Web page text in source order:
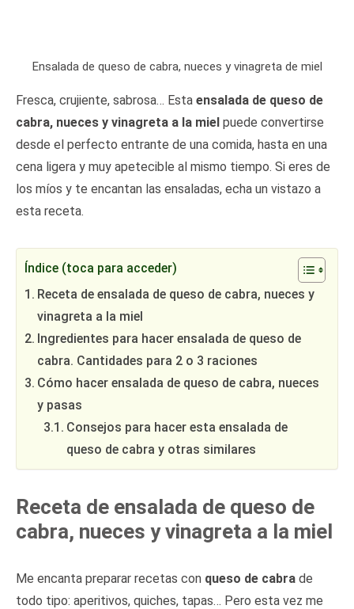
Ensalada de queso de cabra, nueces y vinagreta de miel
Fresca, crujiente, sabrosa… Esta ensalada de queso de
cabra, nueces y vinagreta a la miel puede convertirse
desde el perfecto entrante de una comida, hasta en una
cena ligera y muy apetecible al mismo tiempo. Si eres de
los míos y te encantan las ensaladas, echa un vistazo a
esta receta.
Índice (toca para acceder)
Receta de ensalada de queso de cabra, nueces y
vinagreta a la miel
Ingredientes para hacer ensalada de queso de
cabra. Cantidades para 2 o 3 raciones
Cómo hacer ensalada de queso de cabra, nueces
y pasas
Consejos para hacer esta ensalada de
queso de cabra y otras similares
Receta de ensalada de queso de
cabra, nueces y vinagreta a la miel
Me encanta preparar recetas con queso de cabra de
todo tipo: aperitivos, quiches, tapas… Pero esta vez me